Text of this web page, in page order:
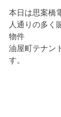
本日は思案橋
人通りの多く
物件
油屋町テナン
す。